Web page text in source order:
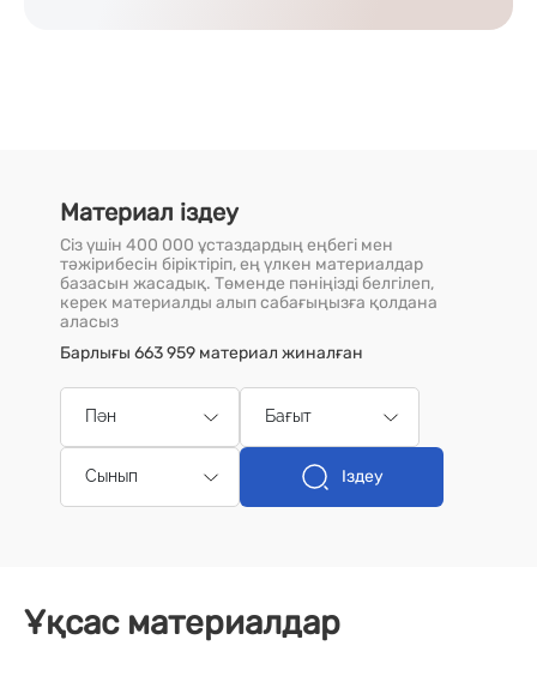
Материал іздеу
Сіз үшін 400 000 ұстаздардың еңбегі мен
тәжірибесін біріктіріп, ең үлкен материалдар
базасын жасадық. Төменде пәніңізді белгілеп,
керек материалды алып сабағыңызға қолдана
аласыз
Барлығы 663 959 материал жиналған
Пән Бағыт
Сынып Іздеу
Ұқсас материалдар